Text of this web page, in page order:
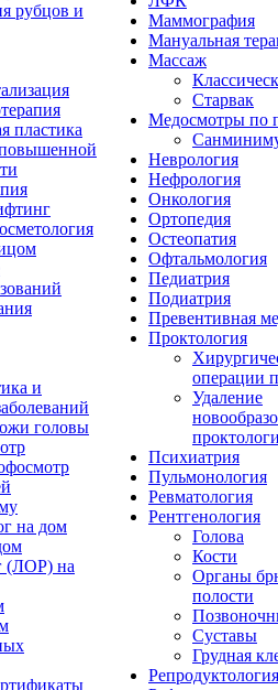
рубцов и
пластика
и
головы
на дом
(ЛОР) на
Маммография
Мануальная
Массаж
Старвак
Медосмотры по
Неврология
Нефрология
Онкология
Ортопедия
Остеопатия
Офтальмология
Педиатрия
Подиатрия
Превентивная
Проктология
операции
Удаление
Психиатрия
Пульмонология
Ревматология
Рентгенология
Голова
Кости
Органы
полости
Суставы
Грудная
Репродуктология